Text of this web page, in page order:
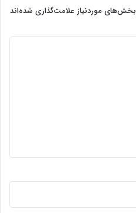
بخش‌های موردنیاز علامت‌گذاری شده‌اند